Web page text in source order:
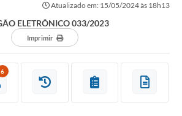
Atualizado em: 15/05/2024 às 18h13
ELETRÔNICO 033/2023
Imprimir
6